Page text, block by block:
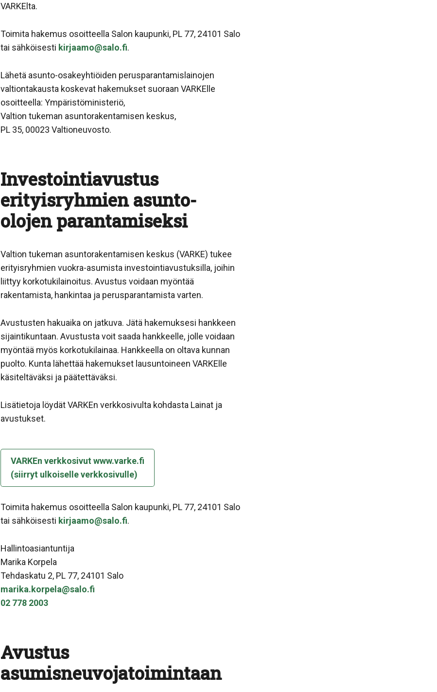
VARKElta.
Toimita hakemus osoitteella Salon kaupunki, PL 77, 24101 Salo
tai sähköisesti kirjaamo@salo.fi.
Lähetä asunto-osakeyhtiöiden perusparantamislainojen
valtiontakausta koskevat hakemukset suoraan VARKElle
osoitteella: Ympäristöministeriö,
Valtion tukeman asuntorakentamisen keskus,
PL 35, 00023 Valtioneuvosto.
Investointiavustus
erityisryhmien asunto-
olojen parantamiseksi
Valtion tukeman asuntorakentamisen keskus (VARKE) tukee
erityisryhmien vuokra-asumista investointiavustuksilla, joihin
liittyy korkotukilainoitus. Avustus voidaan myöntää
rakentamista, hankintaa ja perusparantamista varten.
Avustusten hakuaika on jatkuva. Jätä hakemuksesi hankkeen
sijaintikuntaan. Avustusta voit saada hankkeelle, jolle voidaan
myöntää myös korkotukilainaa. Hankkeella on oltava kunnan
puolto. Kunta lähettää hakemukset lausuntoineen VARKElle
käsiteltäväksi ja päätettäväksi.
Lisätietoja löydät VARKEn verkkosivulta kohdasta Lainat ja
avustukset.
VARKEn verkkosivut www.varke.fi
(siirryt ulkoiselle verkkosivulle)
Toimita hakemus osoitteella Salon kaupunki, PL 77, 24101 Salo
tai sähköisesti kirjaamo@salo.fi.
Hallintoasiantuntija
Marika Korpela
Tehdaskatu 2, PL 77, 24101 Salo
marika.korpela@salo.fi
02 778 2003
Avustus
asumisneuvojatoimintaan